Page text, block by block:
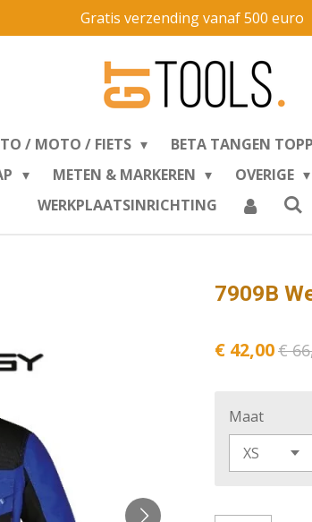
Gratis verzending vanaf 500 euro
/ MOTO / FIETS BETA TANGEN
METEN & MARKEREN OVERIGE
WERKPLAATSINRICHTING
7909B
€ 42,00€
Maat